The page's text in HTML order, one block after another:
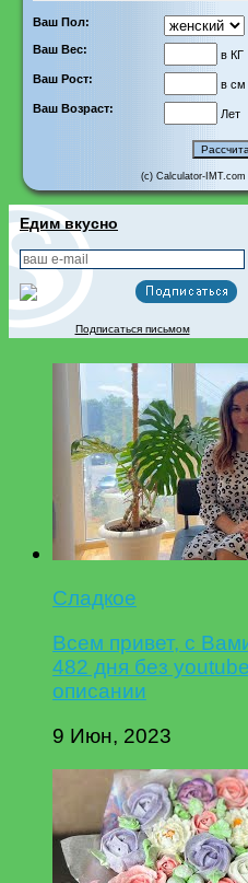
Ваш Пол:
Ваш Вес:
в КГ
Ваш Рост:
в см
Ваш Возраст:
Лет
(c) Calculator-IMT.com
Едим вкусно
Подписаться письмом
Сладкое
Всем привет, с
482 дня без
описании
9 Июн, 2023